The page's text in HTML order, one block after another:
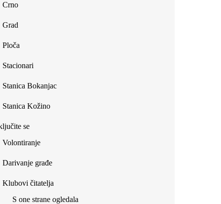
Crno
Grad
Ploča
Stacionari
Stanica Bokanjac
Stanica Kožino
se
Volontiranje
Darivanje građe
Klubovi čitatelja
S one strane ogledala